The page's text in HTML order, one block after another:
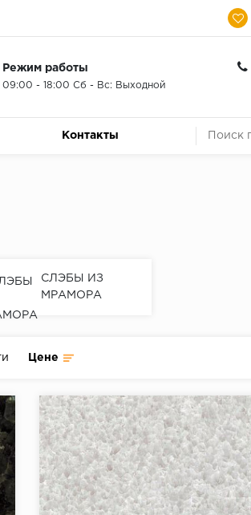
Режим работы
09:00 - 18:00 Сб - Вс: Выходной
Контакты
СЛЭБЫ ИЗ
МРАМОРА
Цене